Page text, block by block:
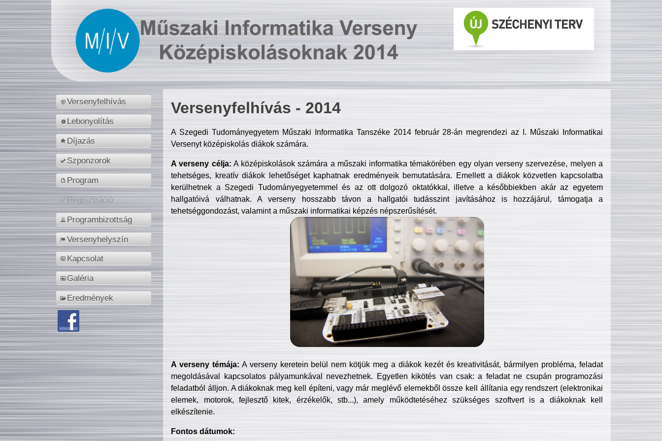
Versenyfelhívás
Lebonyolítás
Díjazás
Szponzorok
Program
Regisztráció
Programbizottság
Versenyhelyszín
Kapcsolat
Galéria
Eredmények
Versenyfelhívás - 2014
A Szegedi Tudományegyetem Műszaki Informatika Tanszéke 2014 február 28-án megrendezi az I. Műszaki Informatikai
Versenyt középiskolás diákok számára.
A verseny célja: A középiskolások számára a műszaki informatika témakörében egy olyan verseny szervezése, melyen a
tehetséges, kreatív diákok lehetőséget kaphatnak eredményeik bemutatására. Emellett a diákok közvetlen kapcsolatba
kerülhetnek a Szegedi Tudományegyetemmel és az ott dolgozó oktatókkal, illetve a későbbiekben akár az egyetem
hallgatóivá válhatnak. A verseny hosszabb távon a hallgatói tudásszint javításához is hozzájárul, támogatja a
tehetséggondozást, valamint a műszaki informatikai képzés népszerűsítését.
A verseny témája: A verseny keretein belül nem kötjük meg a diákok kezét és kreativitását, bármilyen probléma, feladat
megoldásával kapcsolatos pályamunkával nevezhetnek. Egyetlen kikötés van csak: a feladat ne csupán programozási
feladatból álljon. A diákoknak meg kell építeni, vagy már meglévő elemekből össze kell állítania egy rendszert (elektronikai
elemek, motorok, fejlesztő kitek, érzékelők, stb...), amely működtetéséhez szükséges szoftvert is a diákoknak kell
elkészítenie.
Fontos dátumok: